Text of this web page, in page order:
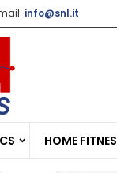
info@snl.it
HOME